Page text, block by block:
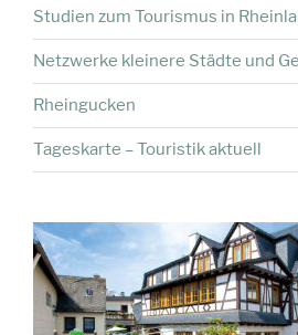
Studien zum Tourismus in
Netzwerke kleinere Städte und
Rheingucken
Tageskarte – Touristik aktuell